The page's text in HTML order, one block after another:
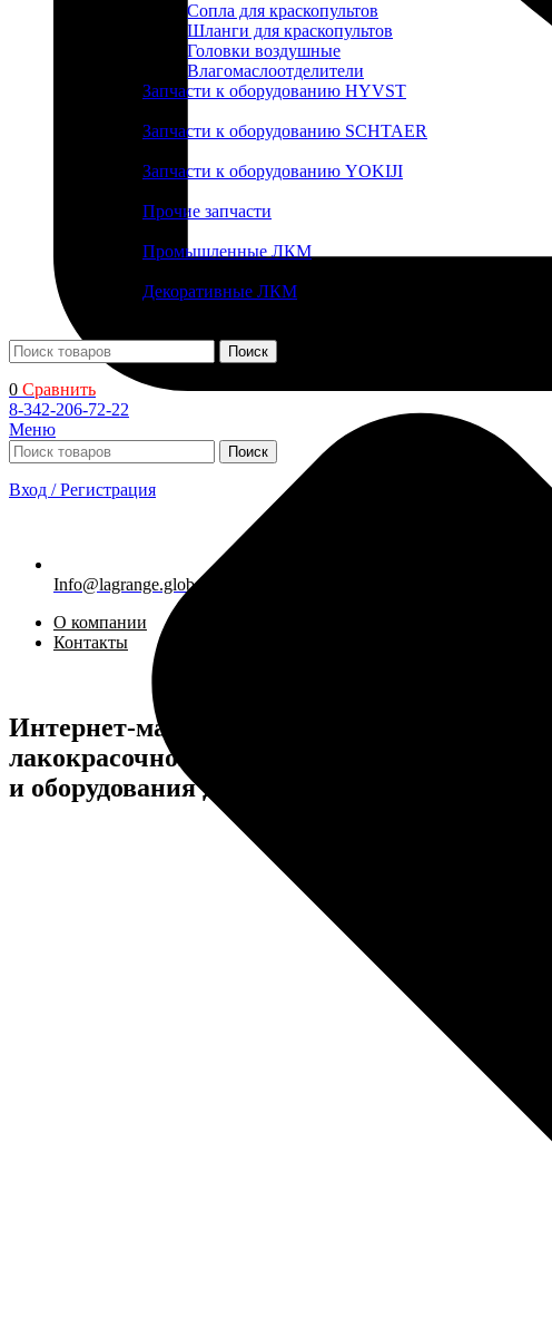
Info@lagrange.global
О компании
Контакты
Интернет-магазин
лакокрасочной продукции
и оборудования для покраски
Сопла для краскопультов
Шланги для краскопультов
Головки воздушные
Влагомаслоотделители
Запчасти к оборудованию HYVST
Запчасти к оборудованию SCHTAER
Запчасти к оборудованию YOKIJI
Прочие запчасти
Промышленные ЛКМ
Декоративные ЛКМ
Поиск
0 Сравнить
8-342-206-72-22
Меню
Поиск
Вход / Регистрация